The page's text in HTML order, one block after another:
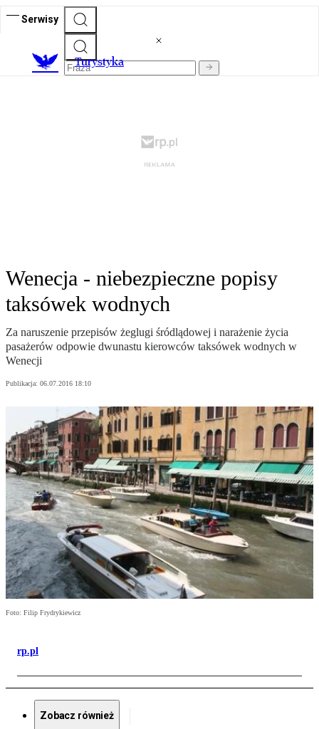
Serwisy
Turystyka
Wenecja - niebezpieczne popisy
taksówek wodnych
Za naruszenie przepisów żeglugi śródlądowej i narażenie życia
pasażerów odpowie dwunastu kierowców taksówek wodnych w
Wenecji
Publikacja: 06.07.2016 18:10
Foto: Filip Frydrykiewicz
rp.pl
Zobacz również